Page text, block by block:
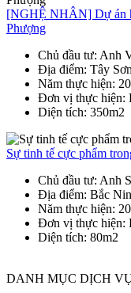
[NGHỆ NHÂN] Dự án
Phượng
Chủ đầu tư: Anh
Địa điểm: Tây Sơn
Năm thực hiện:
Đơn vị thực hiện:
Diện tích: 350m2
Sự tinh tế cực phẩm
Chủ đầu tư: Anh
Địa điểm: Bắc
Năm thực hiện:
Đơn vị thực hiện:
Diện tích: 80m2
DANH MỤC DỊCH